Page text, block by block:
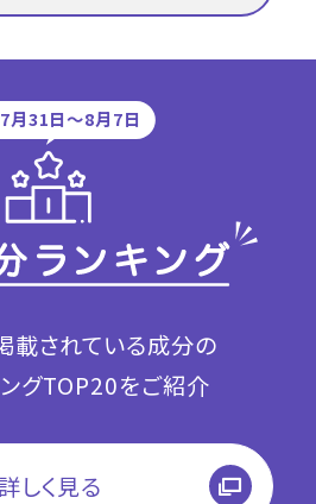
月31日〜8月7日
載されている成分の
グTOP20をご紹介
しく見る